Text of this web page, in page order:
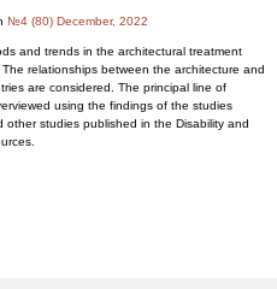
№4 (80) December, 2022
and trends in the architectural treatment
relationships between the architecture and
are considered. The principal line of
using the findings of the studies
studies published in the Disability and